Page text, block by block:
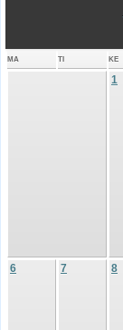
MA TI KE
1
6 7 8